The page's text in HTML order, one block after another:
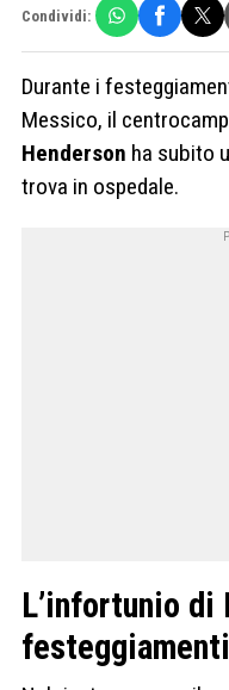
Condividi:
Durante i
Messico, il
Henderson ha subito
trova in ospedale.
L’infortunio di
festeggiamenti